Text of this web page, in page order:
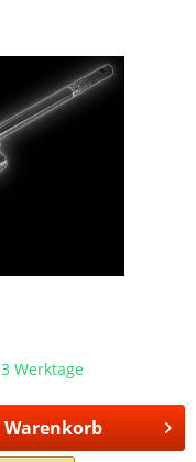
Werktage
Warenkorb